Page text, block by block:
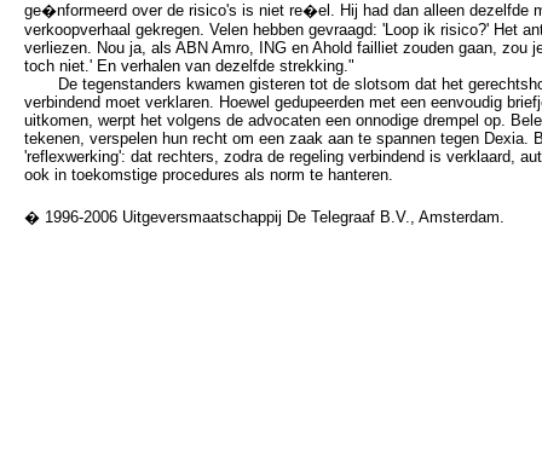
ge�nformeerd over de risico's is niet re�el. Hij had dan alleen dezelfde
verkoopverhaal gekregen. Velen hebben gevraagd: 'Loop ik risico?' Het
verliezen. Nou ja, als ABN Amro, ING en Ahold failliet zouden gaan, zou
toch niet.' En verhalen van dezelfde strekking."
De tegenstanders kwamen gisteren tot de slotsom dat het
verbindend moet verklaren. Hoewel gedupeerden met een eenvoudig
uitkomen, werpt het volgens de advocaten een onnodige drempel op.
tekenen, verspelen hun recht om een zaak aan te spannen tegen Dexia.
'reflexwerking': dat rechters, zodra de regeling verbindend is verklaard,
ook in toekomstige procedures als norm te hanteren.
� 1996-2006 Uitgeversmaatschappij De Telegraaf B.V., Amsterdam.